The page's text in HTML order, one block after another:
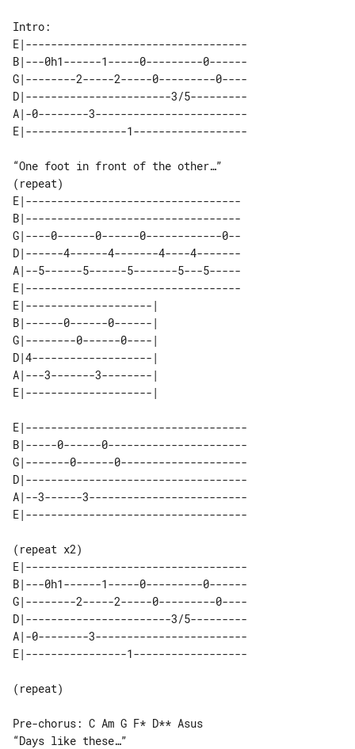
E|-----------------------------------
B|---0h1------1-----0---------0------
G|--------2-----2-----0---------0----
D|-----------------------3/5---------
A|-0--------3------------------------
“One foot in front of the other…”
E|----------------------------------
B|----------------------------------
G|----0------0------0------------0--
D|------4------4-------4----4-------
A|--5------5------5-------5---5-----
E|----------------------------------
E|--------------------|
B|------0------0------|
G|--------0------0----|
D|4-------------------|
A|---3-------3--------|
E|-----------------------------------
B|-----0------0----------------------
G|-------0------0--------------------
D|-----------------------------------
A|--3------3-------------------------
E|-----------------------------------
B|---0h1------1-----0---------0------
G|--------2-----2-----0---------0----
D|-----------------------3/5---------
A|-0--------3------------------------
(repeat)
Pre-chorus: C Am G F* D** Asus
“Days like these…”